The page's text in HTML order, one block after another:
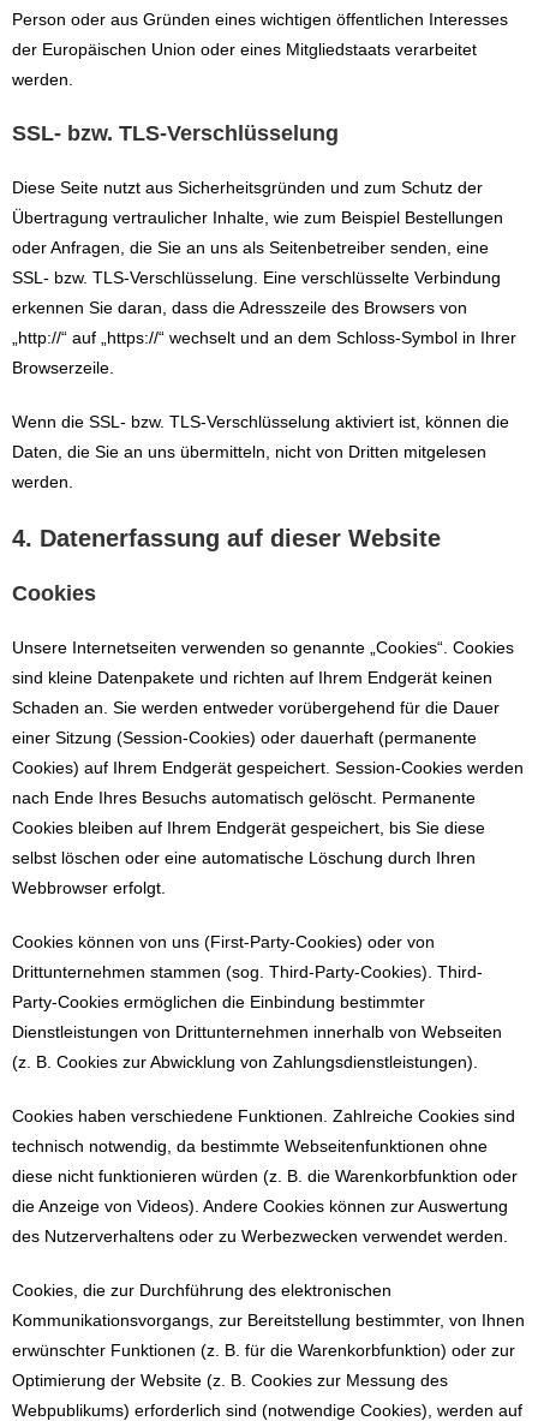
Person oder aus Gründen eines wichtigen öffentlichen Interesses
der Europäischen Union oder eines Mitgliedstaats verarbeitet
werden.
SSL- bzw. TLS-Verschlüsselung
Diese Seite nutzt aus Sicherheitsgründen und zum Schutz der
Übertragung vertraulicher Inhalte, wie zum Beispiel Bestellungen
oder Anfragen, die Sie an uns als Seitenbetreiber senden, eine
SSL- bzw. TLS-Verschlüsselung. Eine verschlüsselte Verbindung
erkennen Sie daran, dass die Adresszeile des Browsers von
„http://“ auf „https://“ wechselt und an dem Schloss-Symbol in Ihrer
Browserzeile.
Wenn die SSL- bzw. TLS-Verschlüsselung aktiviert ist, können die
Daten, die Sie an uns übermitteln, nicht von Dritten mitgelesen
werden.
4. Datenerfassung auf dieser Website
Cookies
Unsere Internetseiten verwenden so genannte „Cookies“. Cookies
sind kleine Datenpakete und richten auf Ihrem Endgerät keinen
Schaden an. Sie werden entweder vorübergehend für die Dauer
einer Sitzung (Session-Cookies) oder dauerhaft (permanente
Cookies) auf Ihrem Endgerät gespeichert. Session-Cookies werden
nach Ende Ihres Besuchs automatisch gelöscht. Permanente
Cookies bleiben auf Ihrem Endgerät gespeichert, bis Sie diese
selbst löschen oder eine automatische Löschung durch Ihren
Webbrowser erfolgt.
Cookies können von uns (First-Party-Cookies) oder von
Drittunternehmen stammen (sog. Third-Party-Cookies). Third-
Party-Cookies ermöglichen die Einbindung bestimmter
Dienstleistungen von Drittunternehmen innerhalb von Webseiten
(z. B. Cookies zur Abwicklung von Zahlungsdienstleistungen).
Cookies haben verschiedene Funktionen. Zahlreiche Cookies sind
technisch notwendig, da bestimmte Webseitenfunktionen ohne
diese nicht funktionieren würden (z. B. die Warenkorbfunktion oder
die Anzeige von Videos). Andere Cookies können zur Auswertung
des Nutzerverhaltens oder zu Werbezwecken verwendet werden.
Cookies, die zur Durchführung des elektronischen
Kommunikationsvorgangs, zur Bereitstellung bestimmter, von Ihnen
erwünschter Funktionen (z. B. für die Warenkorbfunktion) oder zur
Optimierung der Website (z. B. Cookies zur Messung des
Webpublikums) erforderlich sind (notwendige Cookies), werden auf